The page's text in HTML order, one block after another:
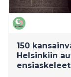
150
Helsinkiin